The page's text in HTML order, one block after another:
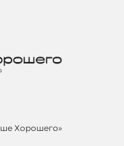
Хорошего»